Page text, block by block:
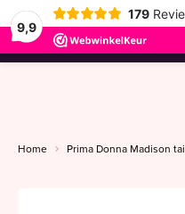
9,9
179
menu
Home